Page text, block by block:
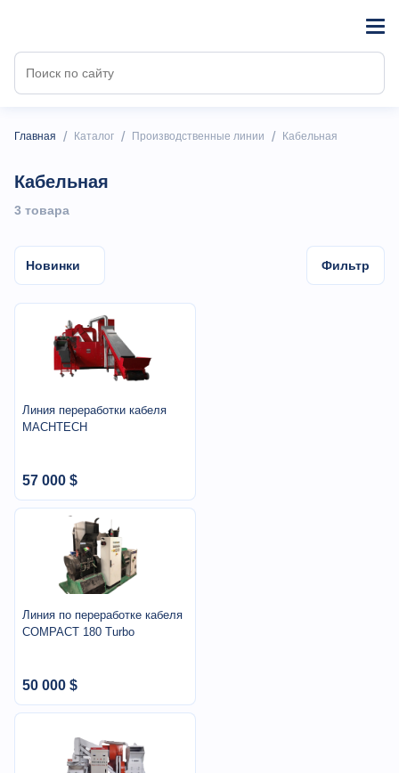
Главная / Каталог / Производственные линии / Кабельная
Кабельная
3 товарa
Новинки Фильтр
Линия переработки кабеля
MACHTECH
57 000 $
Линия по переработке кабеля
COMPACT 180 Turbo
50 000 $